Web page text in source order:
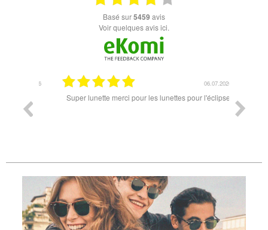
basé sur5459 avis
Voir quelques avis ici.
06.07.2026
Super lunette merci pour les lunettes pour l'éclipse